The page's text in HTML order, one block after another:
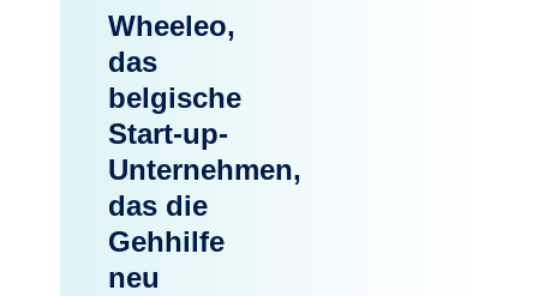
Wheeleo,
das
belgische
Start-up-
Unternehmen,
das die
Gehhilfe
neu